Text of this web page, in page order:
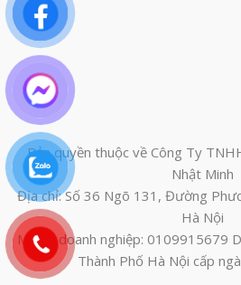
Bản quyền thuộc về Công Ty
Nhật Minh
Địa chỉ: Số 36 Ngõ 131, Đường
Hà Nội
Mã số doanh nghiệp: 0109915679
Thành Phố Hà Nội cấp